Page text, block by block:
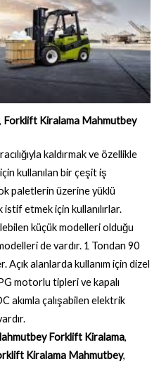
, Forklift Kiralama Mahmutbey
kaldırmak ve özellikle
kullanılan bir çeşit iş
paletlerin üzerine yüklü
istif etmek için kullanılırlar.
küçük modelleri olduğu
de vardır. 1 Tondan 90
alanlarda kullanım için dizel
motorlu tipleri ve kapalı
akımla çalışabilen elektrik
Forklift Kiralama,
Kiralama Mahmutbey,